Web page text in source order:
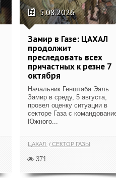
5.08.2026
Замир в Газе: ЦАХАЛ
продолжит
преследовать всех
причастных к резне 7
октября
Начальник Генштаба Эяль
Замир в среду, 5 августа,
провел оценку ситуации в
секторе Газа с
Южного...
ЦАХАЛ СЕКТОР ГАЗЫ
371